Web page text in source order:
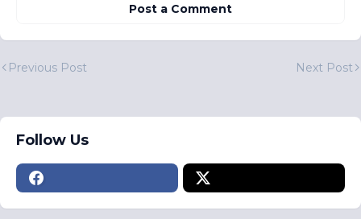
Post a Comment
Previous Post Next Post
Follow Us